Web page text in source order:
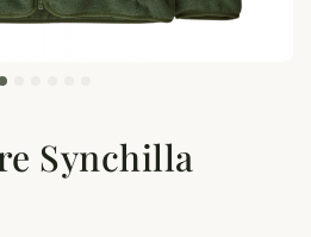
Synchilla